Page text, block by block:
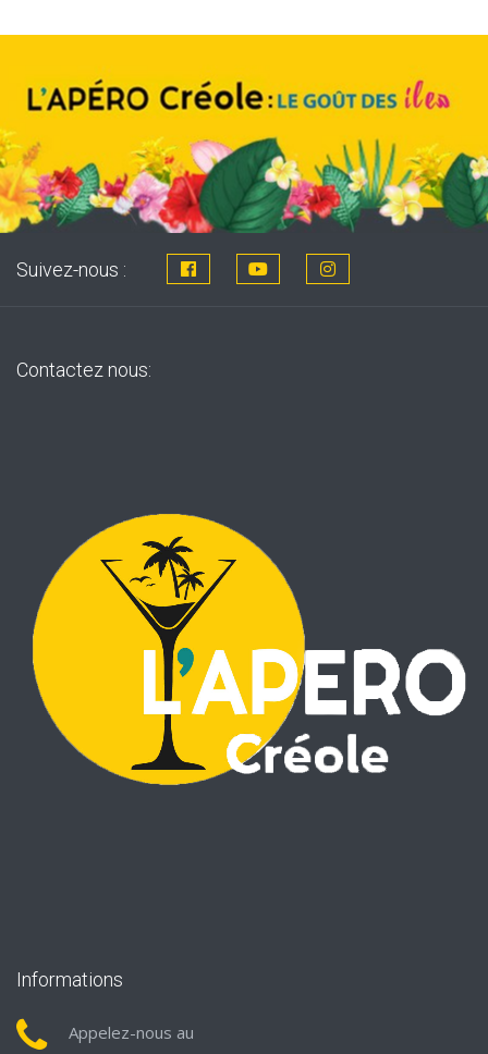
Suivez-nous :
Contactez nous:
Informations
Appelez-nous au